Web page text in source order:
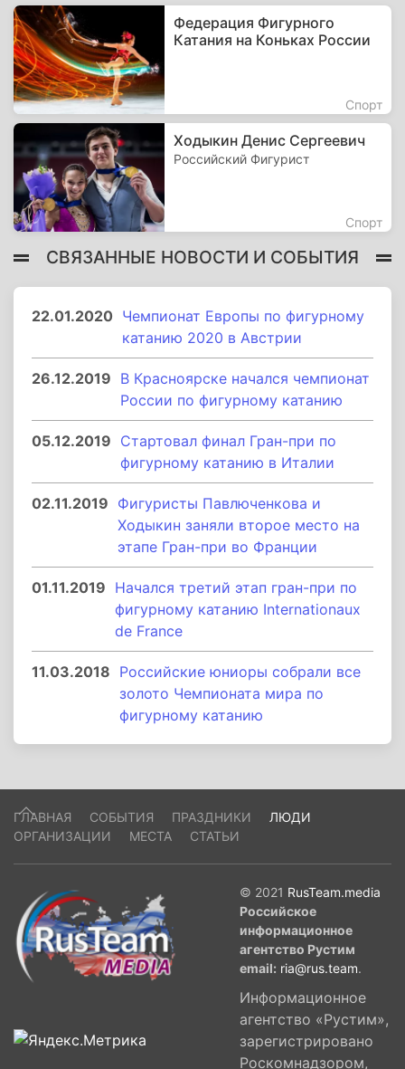
Федерация Фигурного
Катания на Коньках России
Спорт
Ходыкин Денис Сергеевич
Российский Фигурист
Спорт
СВЯЗАННЫЕ НОВОСТИ И СОБЫТИЯ
22.01.2020 Чемпионат Европы по фигурному
катанию 2020 в Австрии
26.12.2019 В Красноярске начался чемпионат
России по фигурному катанию
05.12.2019 Стартовал финал Гран-при по
фигурному катанию в Италии
02.11.2019 Фигуристы Павлюченкова и
Ходыкин заняли второе место на
этапе Гран-при во Франции
01.11.2019 Начался третий этап гран-при по
фигурному катанию Internationaux
de France
11.03.2018 Российские юниоры собрали все
золото Чемпионата мира по
фигурному катанию
ГЛАВНАЯ СОБЫТИЯ ПРАЗДНИКИ
ЛЮДИ
ОРГАНИЗАЦИИ
МЕСТА СТАТЬИ
© 2021 RusTeam.media
Российское
информационное
агентство Рустим
email: ria@rus.team.
Информационное
агентство «Рустим»,
зарегистрировано
Роскомнадзором,